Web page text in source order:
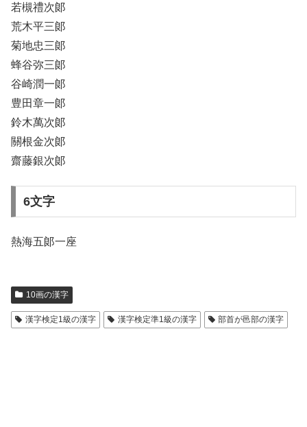
若槻禮次郞
荒木平三郞
菊地忠三郞
蜂谷弥三郞
谷崎潤一郞
豊田章一郞
鈴木萬次郞
關根金次郞
齋藤銀次郞
6文字
熱海五郞一座
10画の漢字
漢字検定1級の漢字 漢字検定準1級の漢字 部首が邑部の漢字